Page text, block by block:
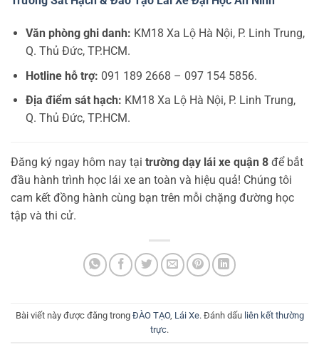
Văn phòng ghi danh: KM18 Xa Lộ Hà Nội, P. Linh Trung,
Q. Thủ Đức, TP.HCM.
Hotline hỗ trợ: 091 189 2668 – 097 154 5856.
Địa điểm sát hạch: KM18 Xa Lộ Hà Nội, P. Linh Trung,
Q. Thủ Đức, TP.HCM.
Đăng ký ngay hôm nay tại trường dạy lái xe quận 8 để bắt
đầu hành trình học lái xe an toàn và hiệu quả! Chúng tôi
cam kết đồng hành cùng bạn trên mỗi chặng đường học
tập và thi cử.
Bài viết này được đăng trong ĐÀO TẠO, Lái Xe. Đánh dấu liên kết thường
trực.